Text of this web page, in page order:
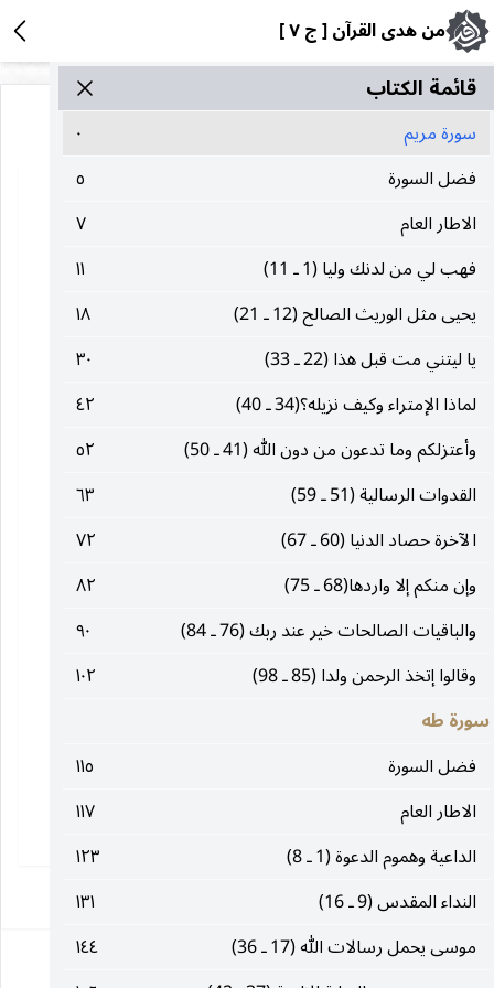
من هدى القرآن [ ج ٧ ]
قائمة الکتاب
سورة مريم
٠
فضل السورة
٥
الاطار العام
٧
فهب لي من لدنك وليا (1 ـ 11)
١١
يحيى مثل الوريث الصالح (12 ـ 21)
١٨
يا ليتني مت قبل هذا (22 ـ 33)
٣٠
لماذا الإمتراء وكيف نزيله؟(34 ـ 40)
٤٢
وأعتزلكم وما تدعون من دون الله (41 ـ 50)
٥٢
القدوات الرسالية (51 ـ 59)
٦٣
الآخرة حصاد الدنيا (60 ـ 67)
٧٢
وإن منكم إلا واردها(68 ـ 75)
٨٢
والباقيات الصالحات خير عند ربك (76 ـ 84)
٩٠
وقالوا إتخذ الرحمن ولدا (85 ـ 98)
١٠٢
سورة طه
فضل السورة
١١٥
الاطار العام
١١٧
الداعية وهموم الدعوة (1 ـ 8)
١٢٣
النداء المقدس (9 ـ 16)
١٣١
موسى يحمل رسالات الله (17 ـ 36)
١٤٤